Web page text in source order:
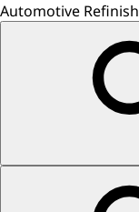
Automotive Refinish